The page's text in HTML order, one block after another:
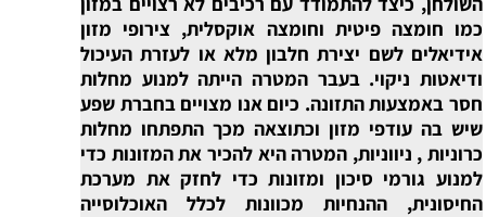
כמו חומצה פיטית וחומצה אוקסלית, צירופי מזון
אידיאלים לשם יצירת חלבון מלא או לעזרת העיכול
ודיאטות ניקוי. בעבר המטרה הייתה למנוע מחלות
חסר באמצעות התזונה. כיום אנו מצויים בחברת שפע
שיש בה עודפי מזון וכתוצאה מכך התפתחו מחלות
כרוניות , ניווניות, המטרה היא להכיר את המזונות כדי
למנוע גורמי סיכון ומזונות כדי לחזק את מערכת
החיסונית, ההנחיות מכוונות לכלל האוכלוסייה